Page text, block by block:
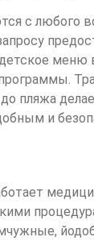
с любого
меню
пляжа
и